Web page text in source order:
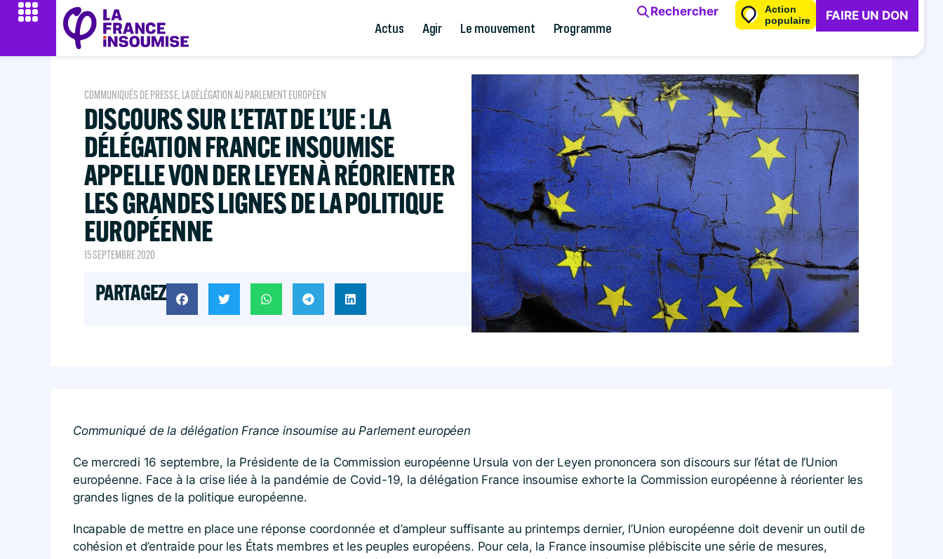
Actus Agir Le mouvement Programme
Rechercher
Action
populaire
FAIRE UN DON
COMMUNIQUÉS DE PRESSE, LA DÉLÉGATION AU PARLEMENT EUROPÉEN
DISCOURS SUR L’ETAT DE L’UE : LA
DÉLÉGATION FRANCE INSOUMISE
APPELLE VON DER LEYEN À RÉORIENTER
LES GRANDES LIGNES DE LA POLITIQUE
EUROPÉENNE
15 SEPTEMBRE 2020
PARTAGEZ
Communiqué de la délégation France insoumise au Parlement européen
Ce mercredi 16 septembre, la Présidente de la Commission européenne Ursula von der Leyen prononcera son discours sur l’état de l’Union
européenne. Face à la crise liée à la pandémie de Covid-19, la délégation France insoumise exhorte la Commission européenne à réorienter les
grandes lignes de la politique européenne.
Incapable de mettre en place une réponse coordonnée et d’ampleur suffisante au printemps dernier, l’Union européenne doit devenir un outil de
cohésion et d’entraide pour les États membres et les peuples européens. Pour cela, la France insoumise plébiscite une série de mesures,